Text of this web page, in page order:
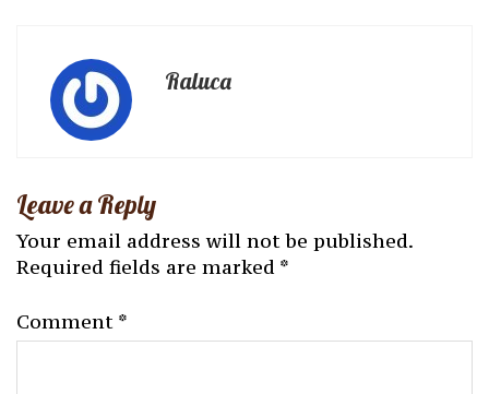
Raluca
Leave a Reply
Your email address will not be published.
Required fields are marked *
Comment *